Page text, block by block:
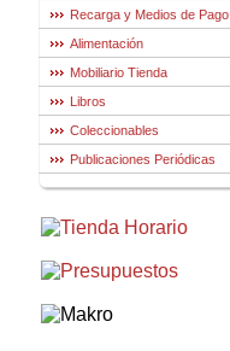
Recarga y Medios de Pago
Alimentación
Mobiliario Tienda
Libros
Coleccionables
Publicaciones Periódicas